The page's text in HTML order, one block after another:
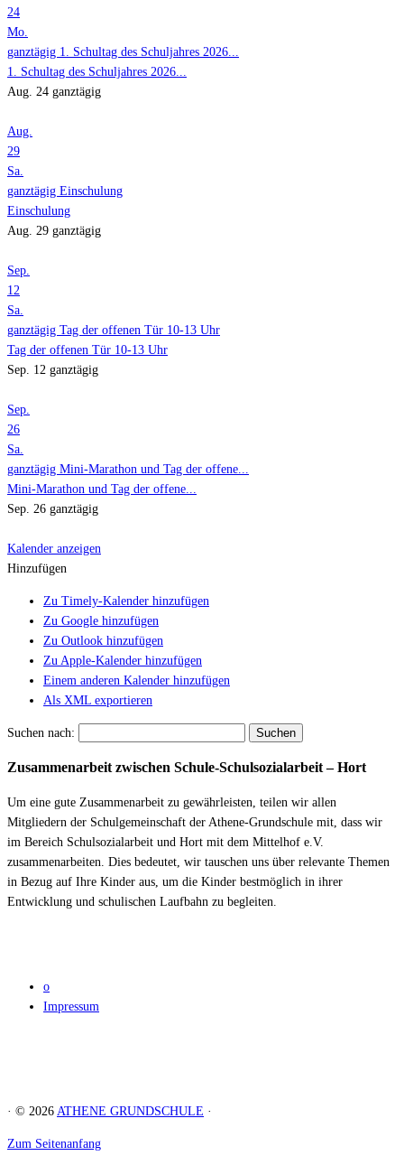
24
Mo.
ganztägig 1. Schultag des Schuljahres 2026...
1. Schultag des Schuljahres 2026...
Aug. 24 ganztägig
Aug.
29
Sa.
ganztägig Einschulung
Einschulung
Aug. 29 ganztägig
Sep.
12
Sa.
ganztägig Tag der offenen Tür 10-13 Uhr
Tag der offenen Tür 10-13 Uhr
Sep. 12 ganztägig
Sep.
26
Sa.
ganztägig Mini-Marathon und Tag der offene...
Mini-Marathon und Tag der offene...
Sep. 26 ganztägig
Kalender anzeigen
Hinzufügen
Zu Timely-Kalender hinzufügen
Zu Google hinzufügen
Zu Outlook hinzufügen
Zu Apple-Kalender hinzufügen
Einem anderen Kalender hinzufügen
Als XML exportieren
Suchen nach:
Zusammenarbeit zwischen Schule-Schulsozialarbeit – Hort
Um eine gute Zusammenarbeit zu gewährleisten, teilen wir allen
Mitgliedern der Schulgemeinschaft der Athene-Grundschule mit, dass wir
im Bereich Schulsozialarbeit und Hort mit dem Mittelhof e.V.
zusammenarbeiten. Dies bedeutet, wir tauschen uns über relevante Themen
in Bezug auf Ihre Kinder aus, um die Kinder bestmöglich in ihrer
Entwicklung und schulischen Laufbahn zu begleiten.
o
Impressum
· © 2026 ATHENE GRUNDSCHULE ·
Zum Seitenanfang